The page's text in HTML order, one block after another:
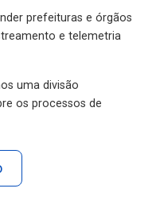
prefeituras e órgãos
e telemetria
uma divisão
os processos de